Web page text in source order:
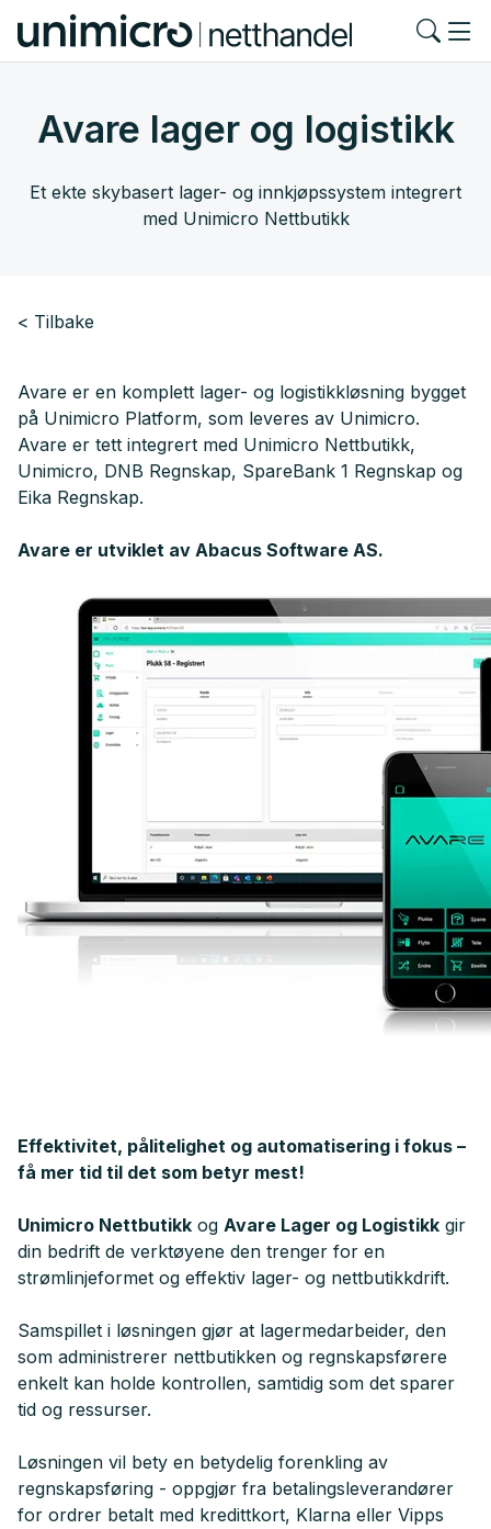
Avare lager og logistikk
Et ekte skybasert lager- og innkjøpssystem integrert
med Unimicro Nettbutikk
Tilbake
Avare er en komplett lager- og logistikkløsning bygget
på Unimicro Platform, som leveres av Unimicro.
Avare er tett integrert med Unimicro Nettbutikk,
Unimicro, DNB Regnskap, SpareBank 1 Regnskap og
Eika Regnskap.
Avare er utviklet av Abacus Software AS.
Effektivitet, pålitelighet og automatisering i fokus –
få mer tid til det som betyr mest!
Unimicro Nettbutikk og Avare Lager og Logistikk gir
din bedrift de verktøyene den trenger for en
strømlinjeformet og effektiv lager- og nettbutikkdrift.
Samspillet i løsningen gjør at lagermedarbeider, den
som administrerer nettbutikken og regnskapsførere
enkelt kan holde kontrollen, samtidig som det sparer
tid og ressurser.
Løsningen vil bety en betydelig forenkling av
regnskapsføring - oppgjør fra betalingsleverandører
for ordrer betalt med kredittkort, Klarna eller Vipps